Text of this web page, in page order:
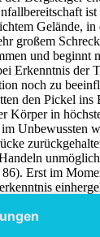
Gelände,
großem
und beginnt
Erkenntnis der
noch zu
den Pickel ins
Körper in
Unbewussten
Erst im
Moment kam